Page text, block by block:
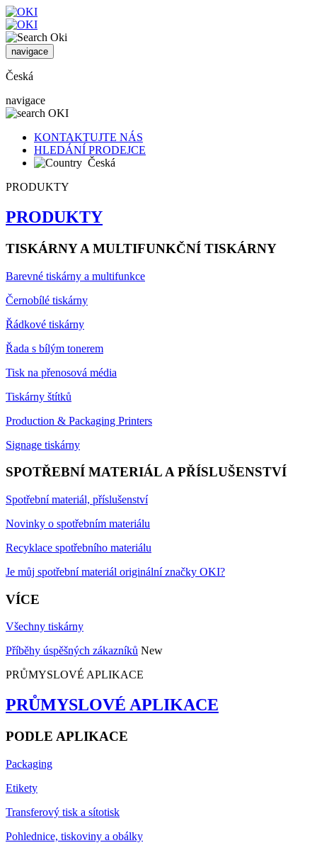
navigace
Česká
navigace
KONTAKTUJTE NÁS
HLEDÁNÍ PRODEJCE
Česká
PRODUKTY
PRODUKTY
TISKÁRNY A MULTIFUNKČNÍ TISKÁRNY
Barevné tiskárny a multifunkce
Černobílé tiskárny
Řádkové tiskárny
Řada s bílým tonerem
Tisk na přenosová média
Tiskárny štítků
Production & Packaging Printers
Signage tiskárny
SPOTŘEBNÍ MATERIÁL A PŘÍSLUŠENSTVÍ
Spotřební materiál, příslušenství
Novinky o spotřebním materiálu
Recyklace spotřebního materiálu
Je můj spotřební materiál originální značky OKI?
VÍCE
Všechny tiskárny
Příběhy úspěšných zákazníků New
PRŮMYSLOVÉ APLIKACE
PRŮMYSLOVÉ APLIKACE
PODLE APLIKACE
Packaging
Etikety
Transferový tisk a sítotisk
Pohlednice, tiskoviny a obálky